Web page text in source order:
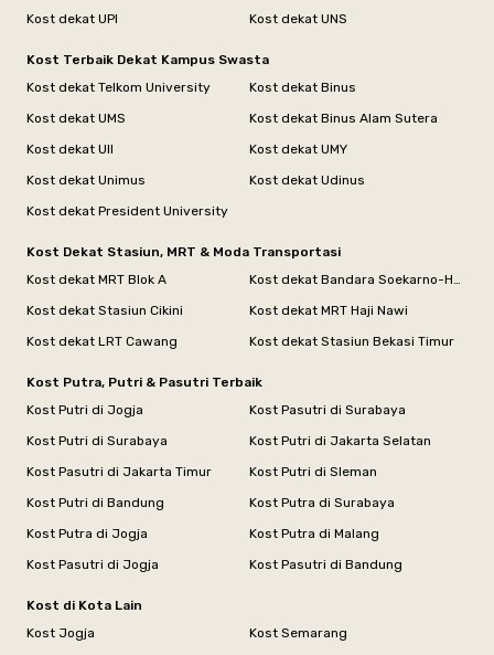
Kost dekat UPI
Kost dekat UNS
Kost Terbaik Dekat Kampus Swasta
Kost dekat Telkom University
Kost dekat Binus
Kost dekat UMS
Kost dekat Binus Alam Sutera
Kost dekat UII
Kost dekat UMY
Kost dekat Unimus
Kost dekat Udinus
Kost dekat President University
Kost Dekat Stasiun, MRT & Moda Transportasi
Kost dekat MRT Blok A
Kost dekat Bandara Soekarno-Hatta
Kost dekat Stasiun Cikini
Kost dekat MRT Haji Nawi
Kost dekat LRT Cawang
Kost dekat Stasiun Bekasi Timur
Kost Putra, Putri & Pasutri Terbaik
Kost Putri di Jogja
Kost Pasutri di Surabaya
Kost Putri di Surabaya
Kost Putri di Jakarta Selatan
Kost Pasutri di Jakarta Timur
Kost Putri di Sleman
Kost Putri di Bandung
Kost Putra di Surabaya
Kost Putra di Jogja
Kost Putra di Malang
Kost Pasutri di Jogja
Kost Pasutri di Bandung
Kost di Kota Lain
Kost Jogja
Kost Semarang